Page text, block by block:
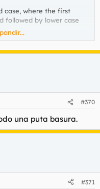
case, where the first
followed by lower case
is, am and other forms
(including its).
#370
una puta basura.
#371